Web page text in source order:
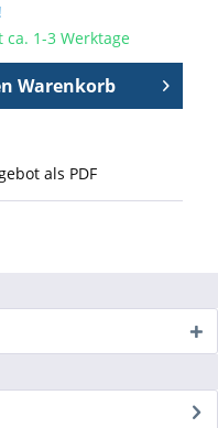
1-3 Werktage
Warenkorb
als PDF